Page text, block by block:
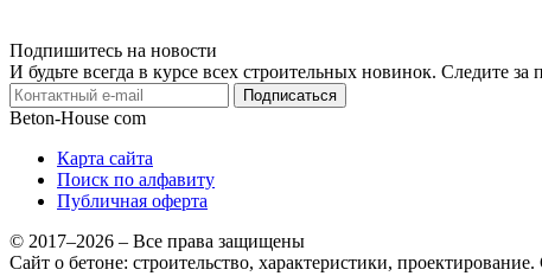
Подпишитесь на новости
И будьте всегда в курсе всех строительных новинок. Следите
Подписаться
Beton-House com
Карта сайта
Поиск по алфавиту
Публичная оферта
© 2017–2026 – Все права защищены
Сайт о бетоне: строительство, характеристики,